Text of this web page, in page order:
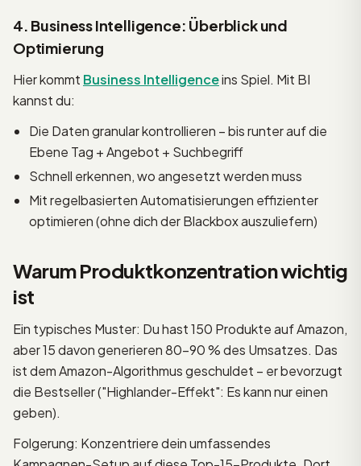
4. Business Intelligence: Überblick und
Optimierung
Hier kommt Business Intelligenceins Spiel. Mit BI
kannst du:
Die Daten granular kontrollieren – bis runter auf die
Ebene Tag + Angebot + Suchbegriff
Schnell erkennen, wo angesetzt werden muss
Mit regelbasierten Automatisierungen effizienter
optimieren (ohne dich der Blackbox auszuliefern)
Warum Produktkonzentration wichtig
ist
Ein typisches Muster: Du hast 150 Produkte auf Amazon,
aber 15 davon generieren 80–90 % des Umsatzes. Das
ist dem Amazon-Algorithmus geschuldet – er bevorzugt
die Bestseller ("Highlander-Effekt": Es kann nur einen
geben).
Folgerung: Konzentriere dein umfassendes